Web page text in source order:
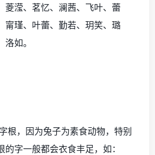
菱滢、茗忆、澜茜、飞叶、蕾
甯瑾、叶蕾、勤若、玥笑、璐
如。
根，因为兔子为素食动物，特别
字一般都会衣食丰足，如：